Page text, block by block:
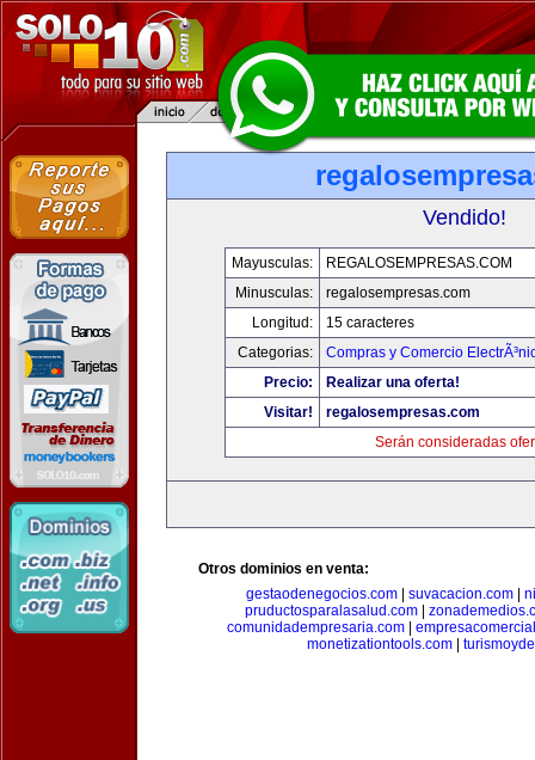
Vendido!
Mayusculas:
REGALOSEMPRESAS.COM
Minusculas:
regalosempresas.com
Longitud:
15 caracteres
Categorias:
Compras y Comercio
Precio:
Realizar una oferta!
Visitar!
regalosempresas.com
Serán consideradas
Otros dominios en venta:
gestaodenegocios.com| suvacacion.com|
pruductosparalasalud.com|
comunidadempresaria.com
monetizationtools.com